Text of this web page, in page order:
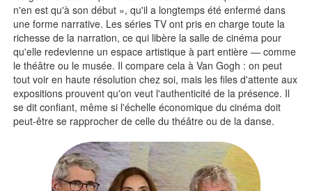
n'en est qu'à son début », qu'il a longtemps été enfermé dans
une forme narrative. Les séries TV ont pris en charge toute la
richesse de la narration, ce qui libère la salle de cinéma pour
qu'elle redevienne un espace artistique à part entière — comme
le théâtre ou le musée. Il compare cela à Van Gogh : on peut
tout voir en haute résolution chez soi, mais les files d'attente aux
expositions prouvent qu'on veut l'authenticité de la présence. Il
se dit confiant, même si l'échelle économique du cinéma doit
peut-être se rapprocher de celle du théâtre ou de la danse.